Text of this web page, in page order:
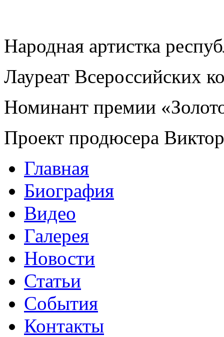
Народная артистка
Лауреат Всероссийских
Номинант премии
Проект продюсера
Главная
Биография
Видео
Галерея
Новости
Статьи
События
Контакты